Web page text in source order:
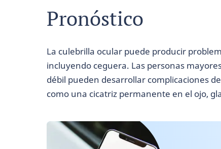
Pronóstico
La culebrilla ocular puede producir
incluyendo ceguera. Las personas
débil pueden desarrollar complicaciones
como una cicatriz permanente en el ojo,